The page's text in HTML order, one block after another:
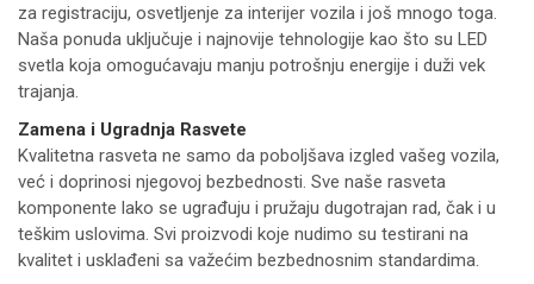
za registraciju, osvetljenje za interijer vozila i još mnogo toga.
Naša ponuda uključuje i najnovije tehnologije kao što su LED
svetla koja omogućavaju manju potrošnju energije i duži vek
trajanja.
Zamena i Ugradnja Rasvete
Kvalitetna rasveta ne samo da poboljšava izgled vašeg vozila,
već i doprinosi njegovoj bezbednosti. Sve naše rasveta
komponente lako se ugrađuju i pružaju dugotrajan rad, čak i u
teškim uslovima. Svi proizvodi koje nudimo su testirani na
kvalitet i usklađeni sa važećim bezbednosnim standardima.